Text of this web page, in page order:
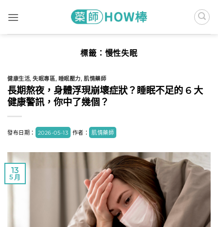
標籤： 慢性失眠
健康生活,失眠專區, 睡眠壓力,肌情藥師
長期熬夜，身體浮現崩壞症狀？睡眠不足的 6 大
健康警訊，你中了幾個？
發布日期： 2026-05-13 作者： 肌情藥師
13
5 月